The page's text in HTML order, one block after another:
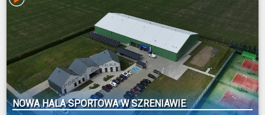
NOWA HALA SPORTOWA W SZRENIAWIE